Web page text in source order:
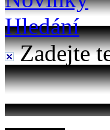
Hledání
Zadejte